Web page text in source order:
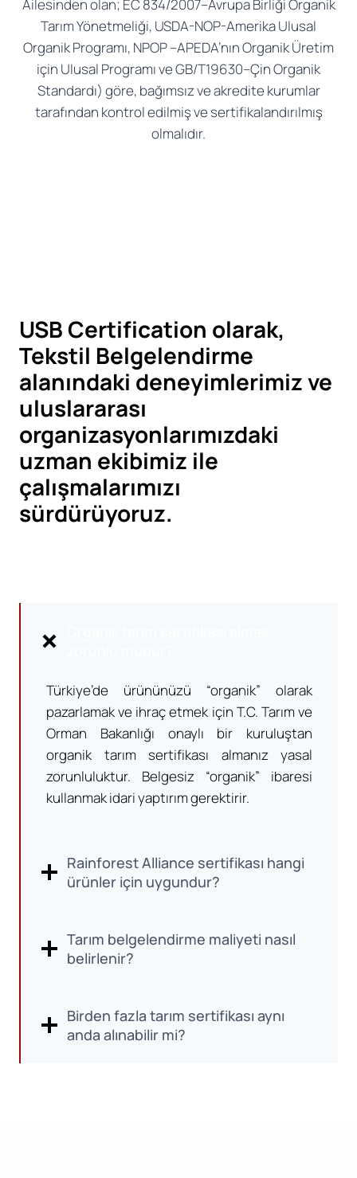
Ailesinden olan; EC 834/2007–Avrupa Birliği Organik
Tarım Yönetmeliği, USDA-NOP-Amerika Ulusal
Organik Programı, NPOP –APEDA’nın Organik Üretim
için Ulusal Programı ve GB/T19630–Çin Organik
Standardı) göre, bağımsız ve akredite kurumlar
tarafından kontrol edilmiş ve sertifikalandırılmış
olmalıdır.
USB Certification olarak,
Tekstil Belgelendirme
alanındaki deneyimlerimiz ve
uluslararası
organizasyonlarımızdaki
uzman ekibimiz ile
çalışmalarımızı
sürdürüyoruz.
Türkiye’de ürününüzü “organik” olarak
pazarlamak ve ihraç etmek için T.C. Tarım ve
Orman Bakanlığı onaylı bir kuruluştan
organik tarım sertifikası almanız yasal
zorunluluktur. Belgesiz “organik” ibaresi
kullanmak idari yaptırım gerektirir.
Rainforest Alliance sertifikası hangi
ürünler için uygundur?
Tarım belgelendirme maliyeti nasıl
belirlenir?
Birden fazla tarım sertifikası aynı
anda alınabilir mi?